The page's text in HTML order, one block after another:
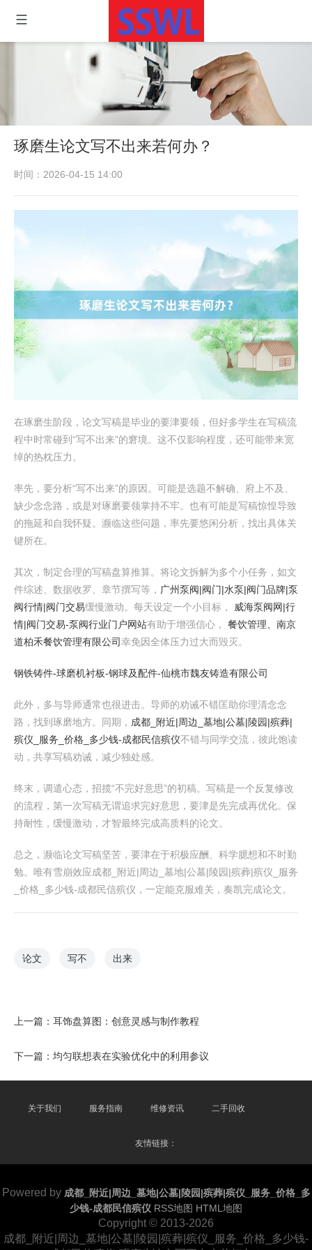
琢磨生论文写不出来若何办？
时间：2026-04-15 14:00
在琢磨生阶段，论文写稿是毕业的要津要领，但好多学生在写稿流
程中时常碰到“写不出来”的窘境。这不仅影响程度，还可能带来宽
绰的热枕压力。
率先，要分析“写不出来”的原因。可能是选题不解确、府上不及、
缺少念念路，或是对琢磨要领掌持不牢。也有可能是写稿惊惶导致
的拖延和自我怀疑。濒临这些问题，率先要悠闲分析，找出具体关
键所在。
其次，制定合理的写稿盘算推算。将论文拆解为多个小任务，如文
件综述、数据收罗、章节撰写等， 广州泵阀|阀门|水泵|阀门品牌|泵
阀行情|阀门交易缓慢激动。每天设定一个小目标，
威海泵阀网|行
情|阀门交易-泵阀行业门户网站有助于增强信心， 餐饮管理、南京
道柏禾餐饮管理有限公司幸免因全体压力过大而毁灭。
钢铁铸件-球磨机衬板-钢球及配件-仙桃市魏友铸造有限公司
此外，多与导师通常也很进击。导师的劝诫不错匡助你理清念念
路，找到琢磨地方。同期， 成都_附近|周边_墓地|公墓|陵园|殡葬|
殡仪_服务_价格_多少钱-成都民信殡仪不错与同学交流，彼此饱读
动，共享写稿劝诫，减少独处感。
终末，调遣心态，招揽“不完好意思”的初稿。写稿是一个反复修改
的流程，第一次写稿无谓追求完好意思，要津是先完成再优化。保
持耐性，缓慢激动，才智最终完成高质料的论文。
总之，濒临论文写稿坚苦，要津在于积极应酬、科学臆想和不时勤
勉。唯有雪崩效应成都_附近|周边_墓地|公墓|陵园|殡葬|殡仪_服务
_价格_多少钱-成都民信殡仪，一定能克服难关，奏凯完成论文。
论文 写不 出来
上一篇： 耳饰盘算图：创意灵感与制作教程
下一篇： 均匀联想表在实验优化中的利用参议
关于我们 服务指南 维修资讯 二手回收
友情链接：
Powered by 成都_附近|周边_墓地|公墓|陵园|殡葬|殡仪_服务_价格_多
少钱-成都民信殡仪 RSS地图 HTML地图
Copyright © 2013-2026
成都_附近|周边_墓地|公墓|陵园|殡葬|殡仪_服务_价格_多少钱-